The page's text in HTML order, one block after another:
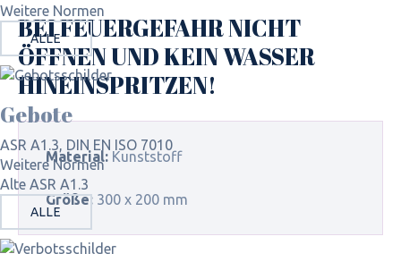
Weitere Normen
ALLE
Gebote
ASR A1.3, DIN EN ISO 7010
Weitere Normen
Alte ASR A1.3
ALLE
BEI FEUERGEFAHR NICHT
ÖFFNEN UND KEIN WASSER
HINEINSPRITZEN!
Material: Kunststoff
Größe: 300 x 200 mm